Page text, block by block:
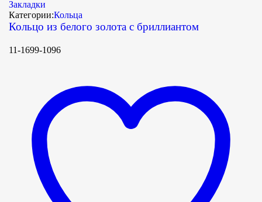
Закладки
Категории:Кольца
Кольцо из белого золота с бриллиантом
11-1699-1096